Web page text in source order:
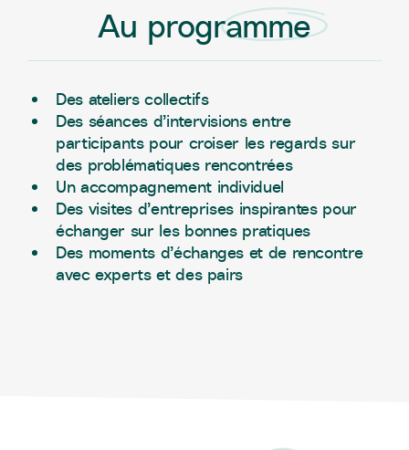
Au programme
Des ateliers collectifs
Des séances d’intervisions entre
participants pour croiser les regards sur
des problématiques rencontrées
Un accompagnement individuel
Des visites d’entreprises inspirantes pour
échanger sur les bonnes pratiques
Des moments d’échanges et de rencontre
avec experts et des pairs